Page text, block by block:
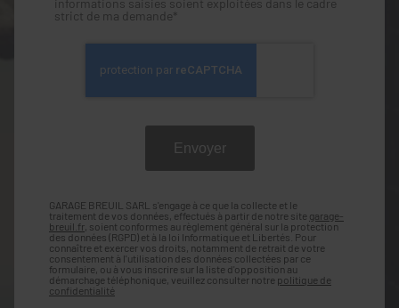
strict de ma demande*
GARAGE BREUIL SARL s'engage à ce que la collecte et le
traitement de vos données, effectués à partir de notre site garage-
breuil.fr , soient conformes au règlement général sur la protection
des données (RGPD) et à la loi Informatique et Libertés. Pour
connaître et exercer vos droits, notamment de retrait de votre
consentement à l'utilisation des données collectées par ce
formulaire, ou à vous inscrire sur la liste d'opposition au
démarchage téléphonique, veuillez consulter notre politique de
confidentialité